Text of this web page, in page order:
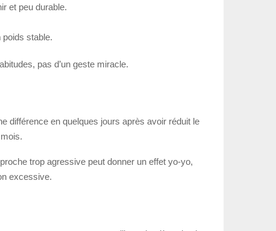
et peu durable.
stable.
pas d’un geste miracle.
différence en quelques jours après avoir réduit le
trop agressive peut donner un effet yo-yo,
excessive.